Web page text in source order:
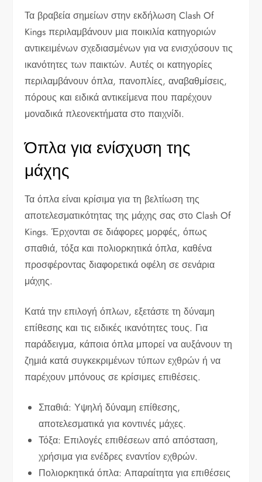
Τα βραβεία σημείων στην εκδήλωση Clash Of
Kings περιλαμβάνουν μια ποικιλία κατηγοριών
αντικειμένων σχεδιασμένων για να ενισχύσουν τις
ικανότητες των παικτών. Αυτές οι κατηγορίες
περιλαμβάνουν όπλα, πανοπλίες, αναβαθμίσεις,
πόρους και ειδικά αντικείμενα που παρέχουν
μοναδικά πλεονεκτήματα στο παιχνίδι.
Όπλα για ενίσχυση της
μάχης
Τα όπλα είναι κρίσιμα για τη βελτίωση της
αποτελεσματικότητας της μάχης σας στο Clash Of
Kings. Έρχονται σε διάφορες μορφές, όπως
σπαθιά, τόξα και πολιορκητικά όπλα, καθένα
προσφέροντας διαφορετικά οφέλη σε σενάρια
μάχης.
Κατά την επιλογή όπλων, εξετάστε τη δύναμη
επίθεσης και τις ειδικές ικανότητες τους. Για
παράδειγμα, κάποια όπλα μπορεί να αυξάνουν τη
ζημιά κατά συγκεκριμένων τύπων εχθρών ή να
παρέχουν μπόνους σε κρίσιμες επιθέσεις.
Σπαθιά: Υψηλή δύναμη επίθεσης,
αποτελεσματικά για κοντινές μάχες.
Τόξα: Επιλογές επιθέσεων από απόσταση,
χρήσιμα για ενέδρες εναντίον εχθρών.
Πολιορκητικά όπλα: Απαραίτητα για επιθέσεις